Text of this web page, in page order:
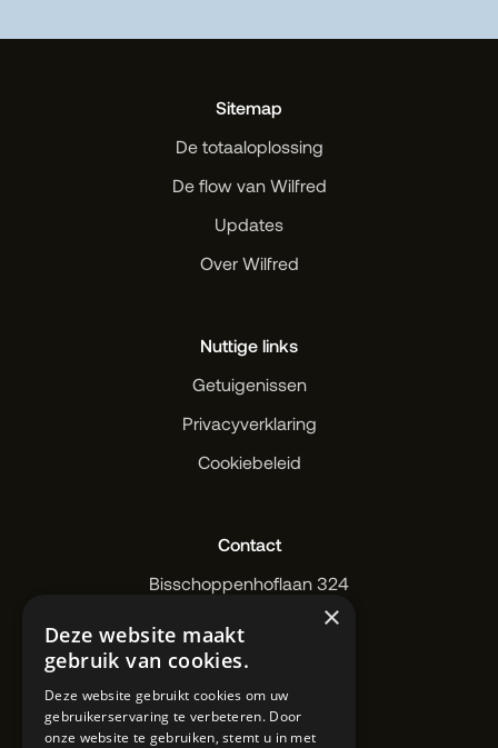
Sitemap
De totaaloplossing
De flow van Wilfred
Updates
Over Wilfred
Nuttige links
Getuigenissen
Privacyverklaring
Cookiebeleid
Contact
Bisschoppenhoflaan 324
IBZ20 1889 02
wilfred@wilfred.works
×
Deze website maakt
gebruik van cookies.
Deze website gebruikt cookies om uw
gebruikerservaring te verbeteren. Door
onze website te gebruiken, stemt u in met